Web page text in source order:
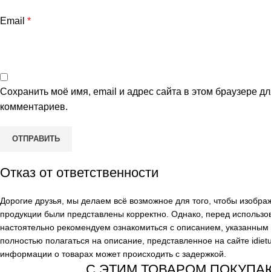
Email *
Сохранить моё имя, email и адрес сайта в этом браузере
комментариев.
Отказ от ответственности
Дорогие друзья, мы делаем всё возможное для того, чтобы
продукции были представлены корректно. Однако, перед
настоятельно рекомендуем ознакомиться с описанием, указанным
полностью полагаться на описание, представленное на сайте
информации о товарах может происходить с задержкой.